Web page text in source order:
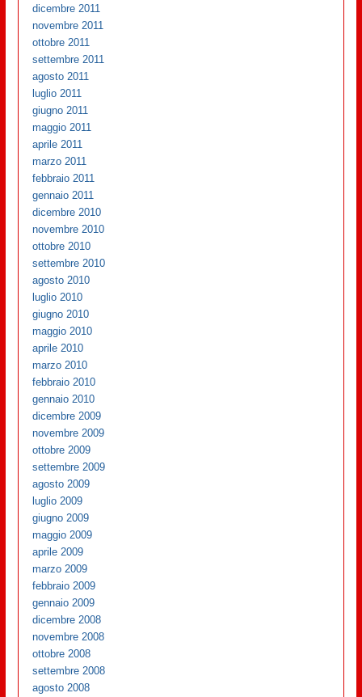
dicembre 2011
novembre 2011
ottobre 2011
settembre 2011
agosto 2011
luglio 2011
giugno 2011
maggio 2011
aprile 2011
marzo 2011
febbraio 2011
gennaio 2011
dicembre 2010
novembre 2010
ottobre 2010
settembre 2010
agosto 2010
luglio 2010
giugno 2010
maggio 2010
aprile 2010
marzo 2010
febbraio 2010
gennaio 2010
dicembre 2009
novembre 2009
ottobre 2009
settembre 2009
agosto 2009
luglio 2009
giugno 2009
maggio 2009
aprile 2009
marzo 2009
febbraio 2009
gennaio 2009
dicembre 2008
novembre 2008
ottobre 2008
settembre 2008
agosto 2008